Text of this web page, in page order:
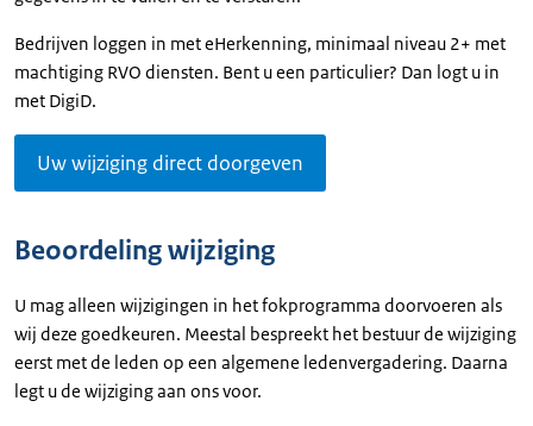
Bedrijven loggen in met eHerkenning, minimaal niveau 2+ met
machtiging RVO diensten. Bent u een particulier? Dan logt u in
met DigiD.
Uw wijziging direct doorgeven
Beoordeling wijziging
U mag alleen wijzigingen in het fokprogramma doorvoeren als
wij deze goedkeuren. Meestal bespreekt het bestuur de wijziging
eerst met de leden op een algemene ledenvergadering. Daarna
legt u de wijziging aan ons voor.